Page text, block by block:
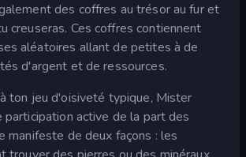
des coffres au trésor au fur et
creuseras. Ces coffres contiennent
aléatoires allant de petites à de
d'argent et de ressources.
ton jeu d'oisiveté typique, Mister
participation active de la part des
manifeste de deux façons : les